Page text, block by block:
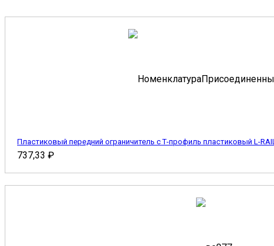
Пластиковый передний ограничитель с Т-профиль пластиковый L-
737,33 ₽